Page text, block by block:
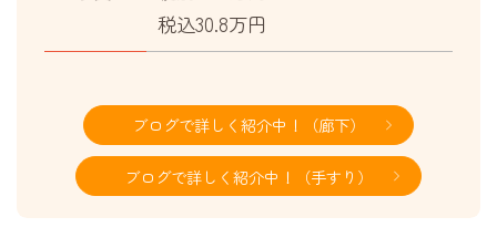
税込30.8万円
ブログで詳しく紹介中！（廊下）
ブログで詳しく紹介中！（手すり）